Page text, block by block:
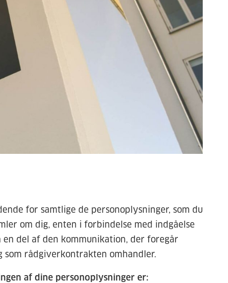
for samtlige de personoplysninger, som du
om dig, enten i forbindelse med indgåelse
del af den kommunikation, der foregår
som rådgiverkontrakten omhandler.
af dine personoplysninger er: